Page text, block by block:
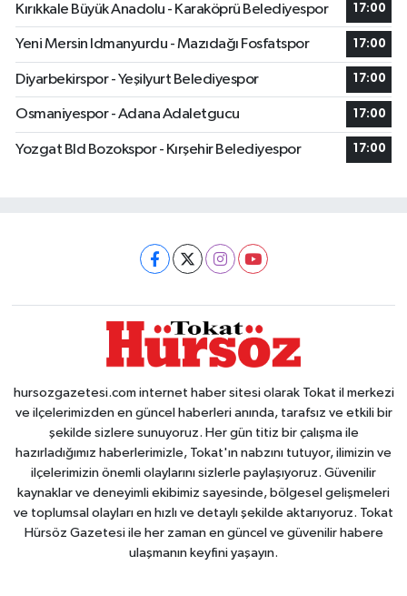
Kırıkkale Büyük Anadolu - Karaköprü Belediyespor 17:00
Yeni Mersin Idmanyurdu - Mazıdağı Fosfatspor 17:00
Diyarbekirspor - Yeşilyurt Belediyespor 17:00
Osmaniyespor - Adana Adaletgucu 17:00
Yozgat Bld Bozokspor - Kırşehir Belediyespor 17:00
hursozgazetesi.com internet haber sitesi olarak Tokat il merkezi
ve ilçelerimizden en güncel haberleri anında, tarafsız ve etkili bir
şekilde sizlere sunuyoruz. Her gün titiz bir çalışma ile
hazırladığımız haberlerimizle, Tokat'ın nabzını tutuyor, ilimizin ve
ilçelerimizin önemli olaylarını sizlerle paylaşıyoruz. Güvenilir
kaynaklar ve deneyimli ekibimiz sayesinde, bölgesel gelişmeleri
ve toplumsal olayları en hızlı ve detaylı şekilde aktarıyoruz. Tokat
Hürsöz Gazetesi ile her zaman en güncel ve güvenilir habere
ulaşmanın keyfini yaşayın.